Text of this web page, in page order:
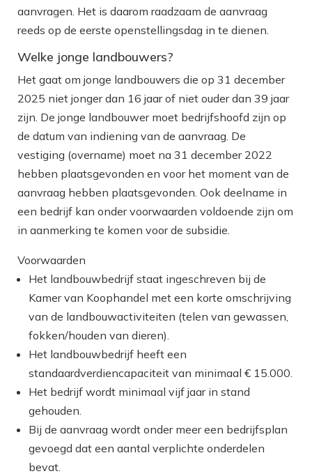
aanvragen. Het is daarom raadzaam de aanvraag
reeds op de eerste openstellingsdag in te dienen.
Welke jonge landbouwers?
Het gaat om jonge landbouwers die op 31 december
2025 niet jonger dan 16 jaar of niet ouder dan 39 jaar
zijn. De jonge landbouwer moet bedrijfshoofd zijn op
de datum van indiening van de aanvraag. De
vestiging (overname) moet na 31 december 2022
hebben plaatsgevonden en voor het moment van de
aanvraag hebben plaatsgevonden. Ook deelname in
een bedrijf kan onder voorwaarden voldoende zijn om
in aanmerking te komen voor de subsidie.
Voorwaarden
Het landbouwbedrijf staat ingeschreven bij de
Kamer van Koophandel met een korte omschrijving
van de landbouwactiviteiten (telen van gewassen,
fokken/houden van dieren).
Het landbouwbedrijf heeft een
standaardverdiencapaciteit van minimaal € 15.000.
Het bedrijf wordt minimaal vijf jaar in stand
gehouden.
Bij de aanvraag wordt onder meer een bedrijfsplan
gevoegd dat een aantal verplichte onderdelen
bevat.